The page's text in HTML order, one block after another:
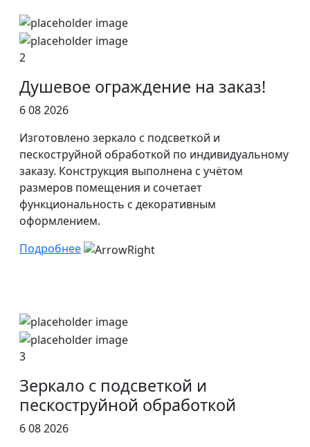
2
Душевое ограждение на заказ!
6 08 2026
Изготовлено зеркало с подсветкой и
пескоструйной обработкой по индивидуальному
заказу. Конструкция выполнена с учётом
размеров помещения и сочетает
функциональность с декоративным
оформлением.
Подробнее
3
Зеркало с подсветкой и
пескоструйной обработкой
6 08 2026